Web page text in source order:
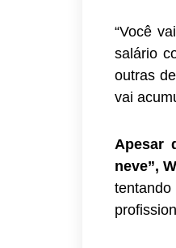
“Você
salário
outras
vai
Apesar
neve”,
tentando